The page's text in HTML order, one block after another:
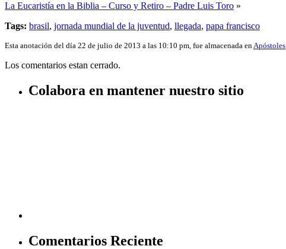
La Eucaristía en la Biblia – Curso y Retiro – Padre Luis Toro »
Tags: brasil, jornada mundial de la juventud, llegada, papa francisco
Esta anotación del día 22 de julio de 2013 a las 10:10 pm, fue almacenada en Apóstoles
Los comentarios estan cerrado.
Colabora en mantener nuestro sitio
Comentarios Reciente